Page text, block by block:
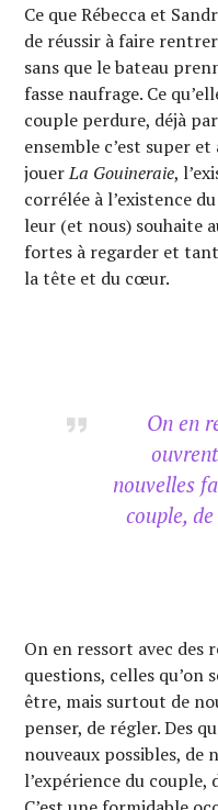
Ce que Rébecca et
de réussir à faire
sans que le bateau
fasse naufrage. Ce
couple perdure, déjà
ensemble c’est super
jouerLa Gouineraie,
corrélée à l’existence
leur (et nous) souhaite
fortes à regarder et
la tête et du cœur.
On en
nouvelles
couple,
On en ressort avec des
questions, celles qu’on
être, mais surtout de
penser, de régler. Des
nouveaux possibles, de
l’expérience du couple,